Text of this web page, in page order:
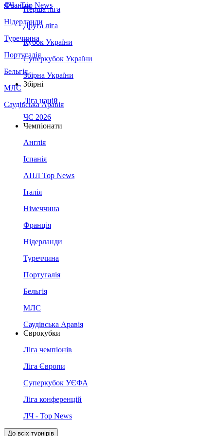
Франція
Нідерланди
Туреччина
Португалія
Бельгія
МЛС
Саудівська Аравія
ЛЧ - Top News
Перша ліга
Друга ліга
Кубок України
Суперкубок України
Збірна України
Збірні
Ліга націй
ЧС 2026
Чемпіонати
Англія
Іспанія
АПЛ Top News
Італія
Німеччина
Франція
Нідерланди
Туреччина
Португалія
Бельгія
МЛС
Саудівська Аравія
Єврокубки
Ліга чемпіонів
Ліга Європи
Суперкубок УЄФА
Ліга конференцій
ЛЧ - Top News
До всіх турнірів